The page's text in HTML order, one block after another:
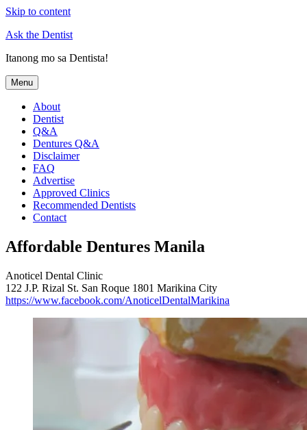
Skip to content
Ask the Dentist
Itanong mo sa Dentista!
Menu
About
Dentist
Q&A
Dentures Q&A
Disclaimer
FAQ
Advertise
Approved Clinics
Recommended Dentists
Contact
Affordable Dentures Manila
Anoticel Dental Clinic
122 J.P. Rizal St. San Roque 1801 Marikina City
https://www.facebook.com/AnoticelDentalMarikina